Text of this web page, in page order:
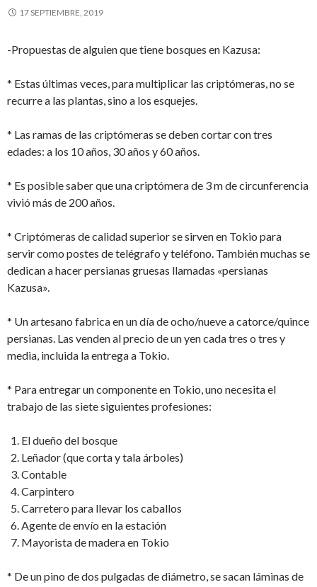
17 SEPTIEMBRE, 2019
-Propuestas de alguien que tiene bosques en Kazusa:
* Estas últimas veces, para multiplicar las criptómeras, no se
recurre a las plantas, sino a los esquejes.
* Las ramas de las criptómeras se deben cortar con tres
edades: a los 10 años, 30 años y 60 años.
* Es posible saber que una criptómera de 3 m de circunferencia
vivió más de 200 años.
* Criptómeras de calidad superior se sirven en Tokio para
servir como postes de telégrafo y teléfono. También muchas se
dedican a hacer persianas gruesas llamadas «persianas
Kazusa».
* Un artesano fabrica en un día de ocho/nueve a catorce/quince
persianas. Las venden al precio de un yen cada tres o tres y
media, incluida la entrega a Tokio.
* Para entregar un componente en Tokio, uno necesita el
trabajo de las siete siguientes profesiones:
El dueño del bosque
Leñador (que corta y tala árboles)
Contable
Carpintero
Carretero para llevar los caballos
Agente de envío en la estación
Mayorista de madera en Tokio
* De un pino de dos pulgadas de diámetro, se sacan láminas de